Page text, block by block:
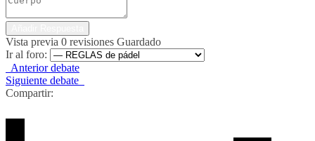
Vista previa 0 revisiones Guardado
Ir al foro:
Anterior debate
Siguiente debate
Compartir: